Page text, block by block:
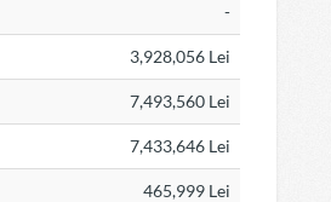
-
3,928,056 Lei
7,493,560 Lei
7,433,646 Lei
465,999 Lei